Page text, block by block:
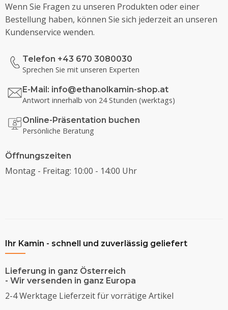
Wenn Sie Fragen zu unseren Produkten oder einer
Bestellung haben, können Sie sich jederzeit an unseren
Kundenservice wenden.
Telefon +43 670 3080030
Sprechen Sie mit unseren Experten
E-Mail: info@ethanolkamin-shop.at
Antwort innerhalb von 24 Stunden (werktags)
Online-Präsentation buchen
Persönliche Beratung
Öffnungszeiten
Montag - Freitag: 10:00 - 14:00 Uhr
Ihr Kamin - schnell und zuverlässig geliefert
Lieferung in ganz Österreich
- Wir versenden in ganz Europa
2-4 Werktage Lieferzeit für vorrätige Artikel